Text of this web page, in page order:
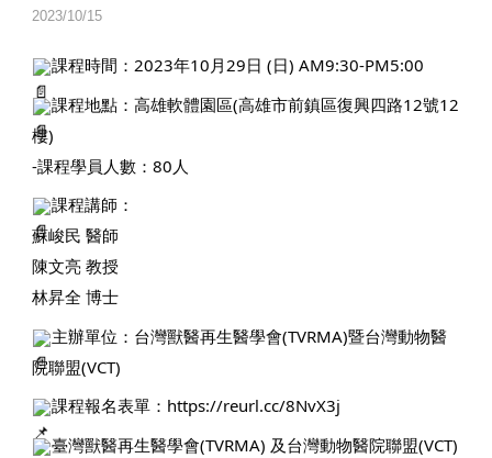
2023/10/15
課程時間：2023年10月29日 (日) AM9:30-PM5:00
課程地點：高雄軟體園區(高雄市前鎮區復興四路12號12
樓)
-課程學員人數：80人
課程講師：
蘇峻民 醫師
陳文亮 教授
林昇全 博士
主辦單位：台灣獸醫再生醫學會(TVRMA)暨台灣動物醫
院聯盟(VCT)
課程報名表單： https://reurl.cc/8NvX3j
臺灣獸醫再生醫學會(TVRMA) 及台灣動物醫院聯盟(VCT)